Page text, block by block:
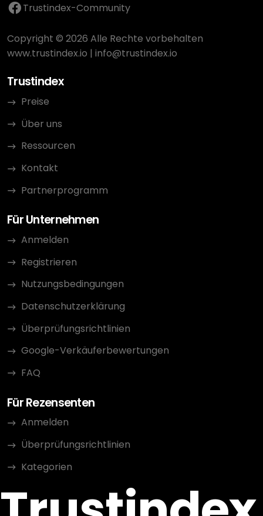
Trustindex-Community
Copyright © 2026 Alle Rechte vorbehalten
www.trustindex.io | info@trustindex.io
Trustindex
Preise
Über uns
Ressourcen
Kontakt
Partnerprogramm
Für Unternehmen
Anmelden
Registrieren
Nutzungsbedingungen
Datenschutzerklärung
Überprüfungsrichtlinien
Google-Verkäuferbewertungen
FAQ
Für Rezensenten
Anmelden
Überprüfungsrichtlinien
Kategorien